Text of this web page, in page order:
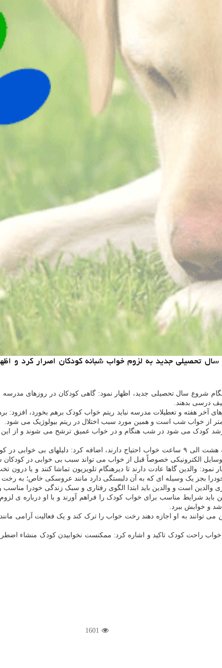
جدید به لزوم خواب شبانه كودكان اصرار كرد و
شروع سال تحصیلی جدید، اظهار نمود: گاهی کودکان در روزهای مدرسه
درسی بدهند.
آخر هفته و تعطیلات مدرسه نباید ریتم خواب کودک برهم بخورد،
از خواب شب است و همین مورد سبب اختلال در ریتم بیولوژیک می شود.
کودک می شود در شب هنگام و در خواب عمیق ترشح می شوند و از
این روانشناس بالینی با اعلان اینکه بطور طبیعی کودکان سنین مدرسه به هشت الی ۹ ساعت خواب
الکترونیکی خصوصاً قبل از خواب می تواند سبب بی خوابی در کودکان
والدین گاها عادت دارند تا دیرهنگام تلویزیون تماشا کنند و یا
بجز یک وسیله ای که به آن دلبستگی دارد مانند عروسکی خاص؛ به رخت
است و والدین باید ابتدا الگوی رفتاری و سبک زندگی خودرا مناسب
باید شرایط مناسب برای خواب کودک را فراهم آورند و با او درباره ی
و خوابش ببرد.
به او اجازه دهند رخت خواب را ترک کند و یک فعالیت آرامی
راحت کودک تاکید و اشاره کرد: ممکنست نخوابیدن کودک منشاء
1601